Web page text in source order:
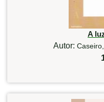
A
Autor: